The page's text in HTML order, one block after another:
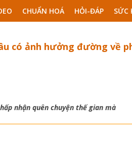
CHUẨN HOÁ HỎI-ĐÁP SỨC
có ảnh hưởng đường về
nhận quên chuyện thế gian mà